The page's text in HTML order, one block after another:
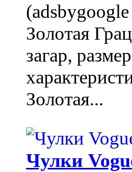
Золотая
загар,
Золотая...
Чулки